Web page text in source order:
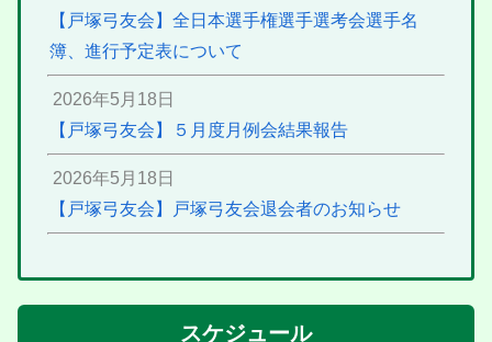
【戸塚弓友会】全日本選手権選手選考会選手名
簿、進行予定表について
2026年5月18日
【戸塚弓友会】５月度月例会結果報告
2026年5月18日
【戸塚弓友会】戸塚弓友会退会者のお知らせ
スケジュール